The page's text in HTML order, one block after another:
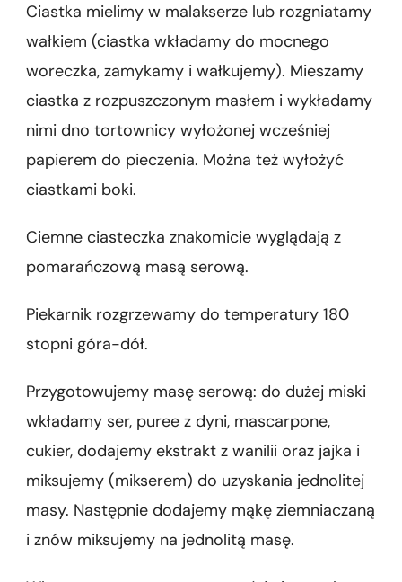
Ciastka mielimy w malakserze lub rozgniatamy
wałkiem (ciastka wkładamy do mocnego
woreczka, zamykamy i wałkujemy). Mieszamy
ciastka z rozpuszczonym masłem i wykładamy
nimi dno tortownicy wyłożonej wcześniej
papierem do pieczenia. Można też wyłożyć
ciastkami boki.
Ciemne ciasteczka znakomicie wyglądają z
pomarańczową masą serową.
Piekarnik rozgrzewamy do temperatury 180
stopni góra-dół.
Przygotowujemy masę serową: do dużej miski
wkładamy ser, puree z dyni, mascarpone,
cukier, dodajemy ekstrakt z wanilii oraz jajka i
miksujemy (mikserem) do uzyskania jednolitej
masy. Następnie dodajemy mąkę ziemniaczaną
i znów miksujemy na jednolitą masę.